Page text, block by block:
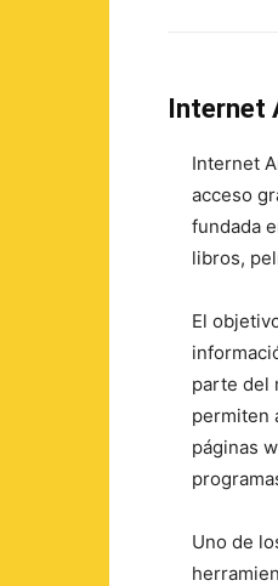
Internet
Internet
acceso
fundada
libros,
El
parte del
permiten
páginas
Uno de